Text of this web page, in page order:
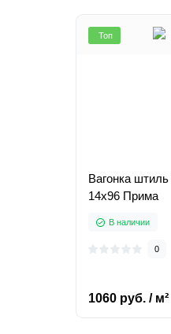
Топ
Вагонка
14х96 Прима
В наличии
0
1060 руб. / м²